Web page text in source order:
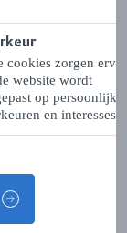
cookies zorgen
website wordt
op persoonlijke
en interesses.
opdracht van
verkoop in
is een
met
organiseert